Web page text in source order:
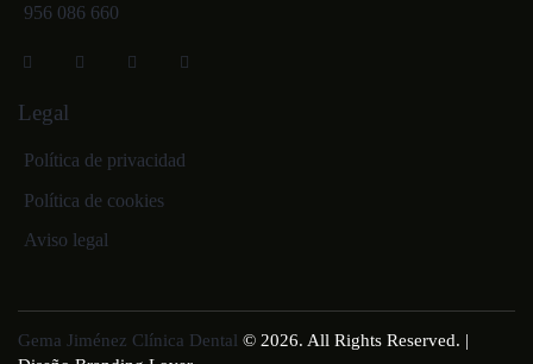
956 086 660
Legal
Política de privacidad
Política de cookies
Aviso legal
Gema Jiménez Clínica Dental © 2026. All Rights Reserved. |